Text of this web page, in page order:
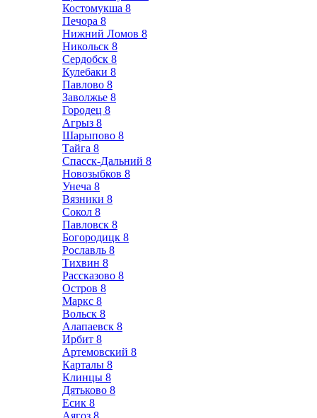
Костомукша 8
Печора 8
Нижний Ломов 8
Никольск 8
Сердобск 8
Кулебаки 8
Павлово 8
Заволжье 8
Городец 8
Агрыз 8
Шарыпово 8
Тайга 8
Спасск-Дальний 8
Новозыбков 8
Унеча 8
Вязники 8
Сокол 8
Павловск 8
Богородицк 8
Рославль 8
Тихвин 8
Рассказово 8
Остров 8
Маркс 8
Вольск 8
Алапаевск 8
Ирбит 8
Артемовский 8
Карталы 8
Клинцы 8
Дятьково 8
Есик 8
Аягоз 8